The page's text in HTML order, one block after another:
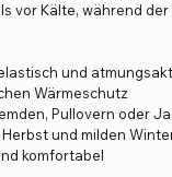
vor Kälte, während
und
Wärmeschutz
Pullovern oder
und milden
komfortabel